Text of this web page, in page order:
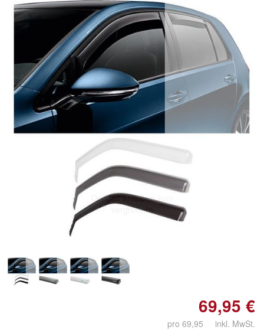
Doppelt antippen zum
vergrößern
69,95 €
pro 69,95 inkl. MwSt.